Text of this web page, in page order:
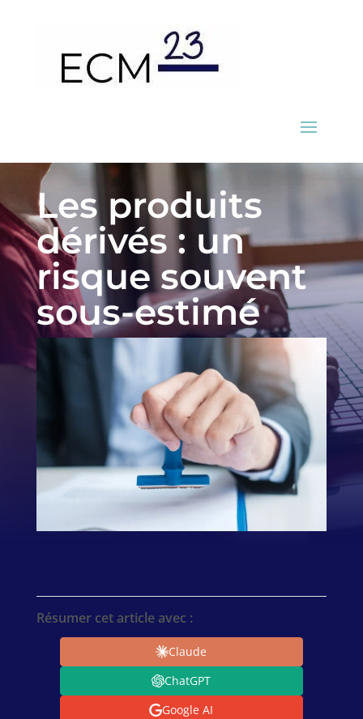
Les produits
dérivés : un
risque souvent
sous-estimé
Résumer cet article avec :
Claude
ChatGPT
Google AI